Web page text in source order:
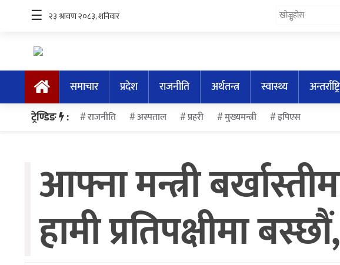
समाचार
प्रदेश
अर्थतन्त्र
स्वास्थ्य
अन्तर्राष्ट्रिय
मनोरन्जन
☰
समाचार प्रदेश राजनीति अर्थतन्त्र स्वास्थ्य
ट्रेण्डिङ : राजनीति अस्पताल प्रहरी मुख्यमन्त्री इपिएस
आफ्ना मन्त्री
हामी प्रतिपक्षीमा